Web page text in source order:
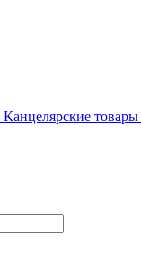
Канцелярские товары